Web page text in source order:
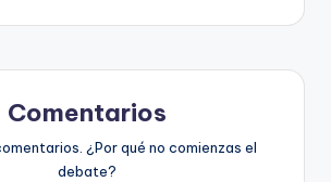
Comentarios
¿Por qué no comienzas el
debate?